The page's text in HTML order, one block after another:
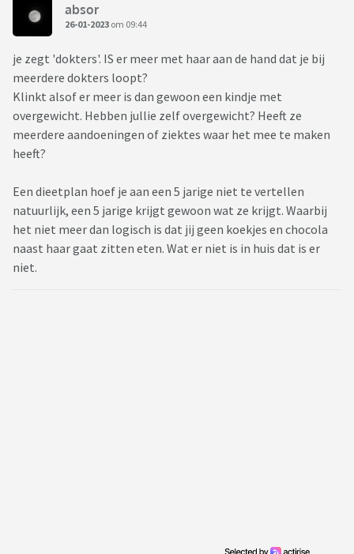
absor
26-01-2023 om 09:44
je zegt 'dokters'. IS er meer met haar aan de hand dat je bij
meerdere dokters loopt?
Klinkt alsof er meer is dan gewoon een kindje met
overgewicht. Hebben jullie zelf overgewicht? Heeft ze
meerdere aandoeningen of ziektes waar het mee te maken
heeft?
Een dieetplan hoef je aan een 5 jarige niet te vertellen
natuurlijk, een 5 jarige krijgt gewoon wat ze krijgt. Waarbij
het niet meer dan logisch is dat jij geen koekjes en chocola
naast haar gaat zitten eten. Wat er niet is in huis dat is er
niet.